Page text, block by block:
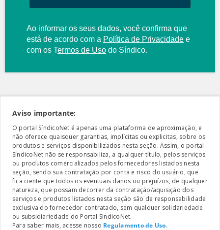
Ao informar os seus dados, você confirma que
está de acordo com a Política de Privacidade e
com os Termos de Uso do Síndico.
Aviso importante:
O portal SíndicoNet é apenas uma plataforma de aproximação, e
não oferece quaisquer garantias, implícitas ou explicitas, sobre os
produtos e serviços disponibilizados nesta seção. Assim, o portal
SíndicoNet não se responsabiliza, a qualquer título, pelos serviços
ou produtos comercializados pelos fornecedores listados nesta
seção, sendo sua contratação por conta e risco do usuário, que
fica ciente que todos os eventuais danos ou prejuízos, de qualquer
natureza, que possam decorrer da contratação/aquisição dos
serviços e produtos listados nesta seção são de responsabilidade
exclusiva do fornecedor contratado, sem qualquer solidariedade
ou subsidiariedade do Portal SíndicoNet.
Para saber mais, acesse nosso Regulamento de Uso.